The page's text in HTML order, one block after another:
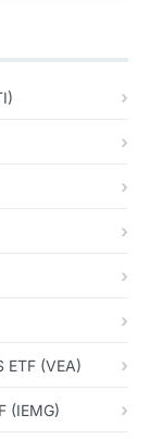
ETF (VEA)
(IEMG)